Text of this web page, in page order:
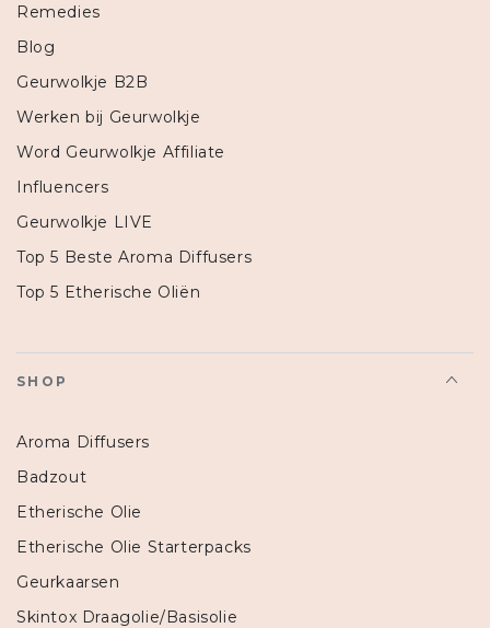
Remedies
Blog
Geurwolkje B2B
Werken bij Geurwolkje
Word Geurwolkje Affiliate
Influencers
Geurwolkje LIVE
Top 5 Beste Aroma Diffusers
Top 5 Etherische Oliën
SHOP
Aroma Diffusers
Badzout
Etherische Olie
Etherische Olie Starterpacks
Geurkaarsen
Skintox Draagolie/Basisolie